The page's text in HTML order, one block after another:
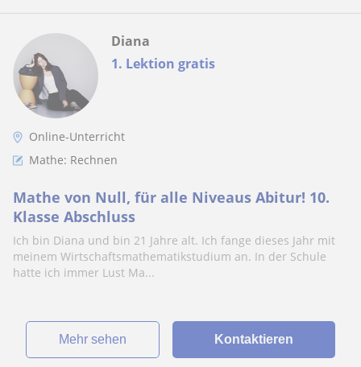
1. Lektion gratis
Diana
Online-Unterricht
Mathe: Rechnen
Mathe von Null, für alle Niveaus Abitur! 10.
Klasse Abschluss
Ich bin Diana und bin 21 Jahre alt. Ich fange dieses Jahr mit
meinem Wirtschaftsmathematikstudium an. In der Schule
hatte ich immer Lust Ma...
Mehr sehen Kontaktieren